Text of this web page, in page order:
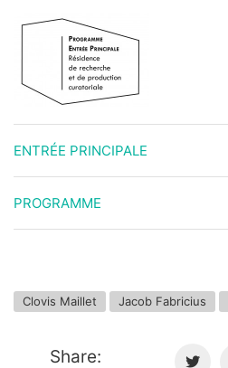
ENTRÉE PRINCIPALE
PROGRAMME
Clovis Maillet Jacob Fabricius
Share: